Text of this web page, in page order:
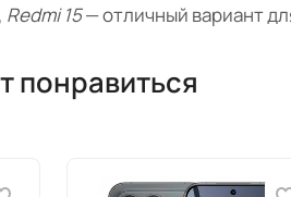
Redmi 15— отличный вариант
понравиться